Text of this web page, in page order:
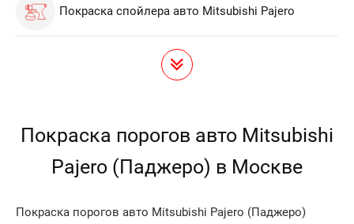
Покраска спойлера авто Mitsubishi Pajero
Покраска порогов авто Mitsubishi
Pajero (Паджеро) в Москве
Покраска порогов авто Mitsubishi Pajero (Паджеро)